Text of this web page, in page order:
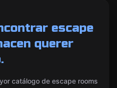
escape
querer
catálogo de escape rooms